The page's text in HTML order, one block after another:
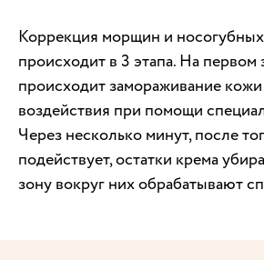
Коррекция морщин и
происходит в 3 этапа. На первом
происходит замораживание
воздействия при помощи
Через несколько минут, после
подействует, остатки крема
зону вокруг них обрабатывают